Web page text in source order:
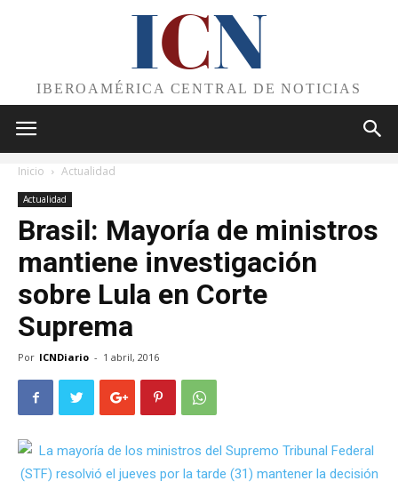
ICN
IBEROAMÉRICA CENTRAL DE NOTICIAS
Inicio Actualidad
Actualidad
Brasil: Mayoría de ministros
mantiene investigación
sobre Lula en Corte
Suprema
Por ICNDiario - 1 abril, 2016